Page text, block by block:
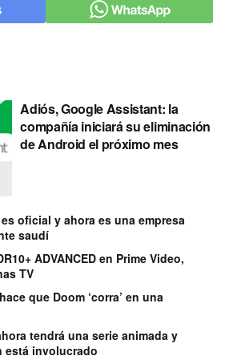
Adiós, Google Assistant: la
compañía iniciará su eliminación
de Android el próximo mes
oficial y ahora es una empresa
saudí
ADVANCED en Prime Video,
TV
que Doom ‘corra’ en una
tendrá una serie animada y
está involucrado